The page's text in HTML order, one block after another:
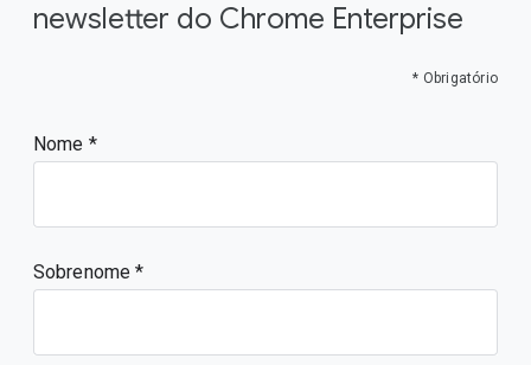
newsletter do Chrome Enterprise
* Obrigatório
Nome
Sobrenome